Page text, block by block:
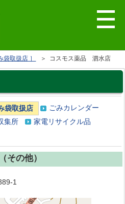
取扱店 ］ ＞ コスモス薬品 泗水店
袋取扱店
ごみカレンダー
集所
家電リサイクル品
の他）
1